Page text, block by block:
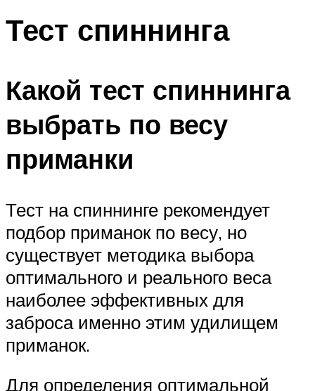
Тест спиннинга
Какой тест спиннинга
выбрать по весу
приманки
Тест на спиннинге рекомендует
подбор приманок по весу, но
существует методика выбора
оптимального и реального веса
наиболее эффективных для
заброса именно этим удилищем
приманок.
Для определения оптимальной